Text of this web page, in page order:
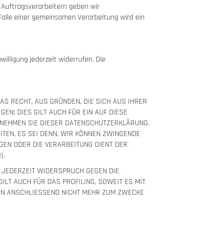
geben wir
einer gemeinsamen Verarbeitung wird ein
jederzeit widerrufen. Die
RECHT, AUS GRÜNDEN, DIE SICH AUS IHRER
DIES GILT AUCH FÜR EIN AUF DIESE
SIE DIESER DATENSCHUTZERKLÄRUNG.
ES SEI DENN, WIR KÖNNEN ZWINGENDE
ODER DIE VERARBEITUNG DIENT DER
WIDERSPRUCH GEGEN DIE
AUCH FÜR DAS PROFILING, SOWEIT ES MIT
ANSCHLIESSEND NICHT MEHR ZUM ZWECKE